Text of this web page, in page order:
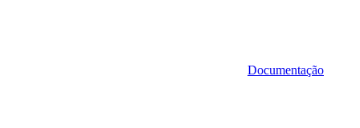
Documentação